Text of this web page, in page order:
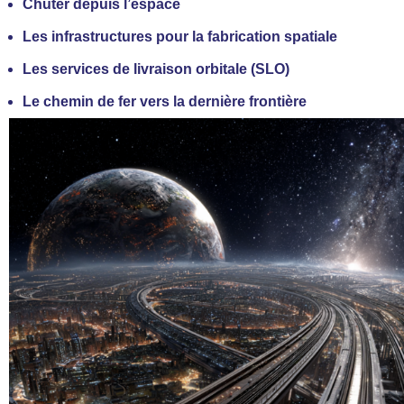
Chuter depuis l’espace
Les infrastructures pour la fabrication spatiale
Les services de livraison orbitale (SLO)
Le chemin de fer vers la dernière frontière